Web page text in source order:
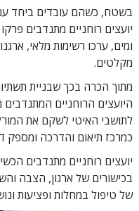
בשטח, כשהם עובדים ביחד עם
יועצים רוחניים מתנדבים
ומים, ערכו רשימות מלאי,
מקלטים.
מתוך הכרה בכך שבניית
היועצים הרוחניים המתנדבים
לתושבי האיטי לשקם את
כמרכז תיאום והדרכה ומספק
בכישורים של ארגון, הצבה
של טיפול במחלות ופציעות